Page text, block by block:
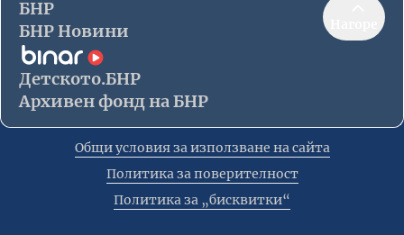
БНР
БНР Новини
Детското.БНР
Архивен фонд на БНР
Общи условия за използване на сайта
Политика за поверителност
Политика за „бисквитки“